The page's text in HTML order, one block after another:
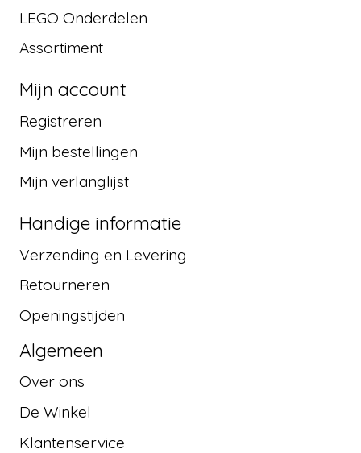
LEGO Onderdelen
Assortiment
Mijn account
Registreren
Mijn bestellingen
Mijn verlanglijst
Handige informatie
Verzending en Levering
Retourneren
Openingstijden
Algemeen
Over ons
De Winkel
Klantenservice